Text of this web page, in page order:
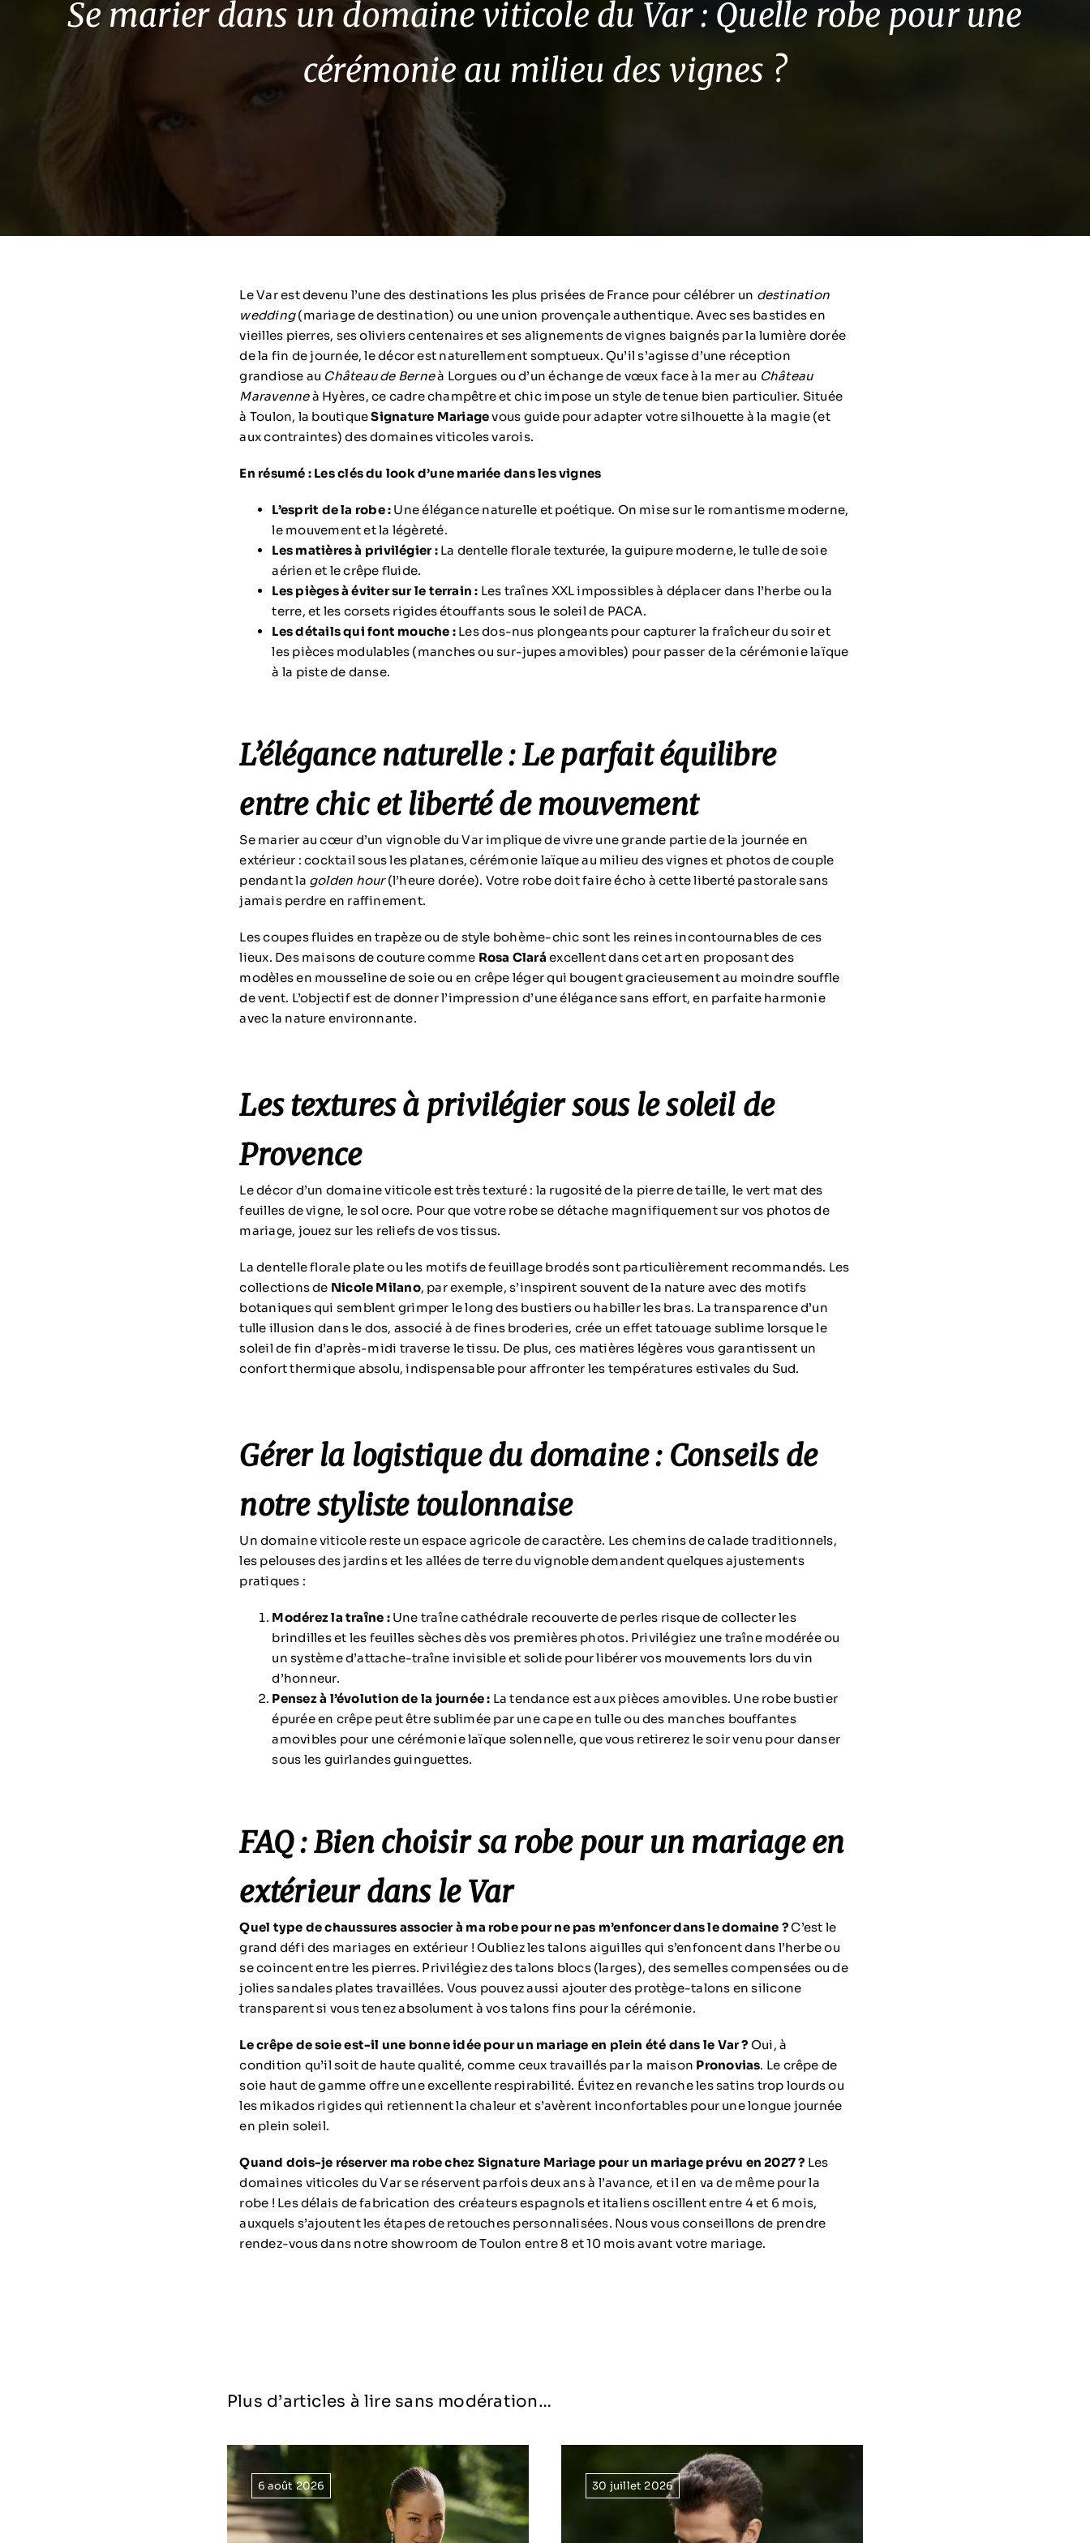
Se marier dans un domaine viticole du Var : Quelle robe pour une
cérémonie au milieu des vignes ?
Le Var est devenu l’une des destinations les plus prisées de France pour célébrer un destination
wedding(mariage de destination) ou une union provençale authentique. Avec ses bastides en
vieilles pierres, ses oliviers centenaires et ses alignements de vignes baignés par la lumière dorée
de la fin de journée, le décor est naturellement somptueux. Qu’il s’agisse d’une réception
grandiose au Château de Berneà Lorgues ou d’un échange de vœux face à la mer au Château
Maravenneà Hyères, ce cadre champêtre et chic impose un style de tenue bien particulier. Située
à Toulon, la boutiqueSignature Mariagevous guide pour adapter votre silhouette à la magie (et
aux contraintes) des domaines viticoles varois.
En résumé : Les clés du look d’une mariée dans les vignes
L’esprit de la robe : Une élégance naturelle et poétique. On mise sur le romantisme moderne,
le mouvement et la légèreté.
Les matières à privilégier :La dentelle florale texturée, la guipure moderne, le tulle de soie
aérien et le crêpe fluide.
Les pièges à éviter sur le terrain : Les traînes XXL impossibles à déplacer dans l’herbe ou la
terre, et les corsets rigides étouffants sous le soleil de PACA.
Les détails qui font mouche : Les dos-nus plongeants pour capturer la fraîcheur du soir et
les pièces modulables (manches ou sur-jupes amovibles) pour passer de la cérémonie laïque
à la piste de danse.
L’élégance naturelle : Le parfait équilibre
entre chic et liberté de mouvement
Se marier au cœur d’un vignoble du Var implique de vivre une grande partie de la journée en
extérieur : cocktail sous les platanes, cérémonie laïque au milieu des vignes et photos de couple
pendant la golden hour(l’heure dorée). Votre robe doit faire écho à cette liberté pastorale sans
jamais perdre en raffinement.
Les coupes fluides en trapèze ou de style bohème-chic sont les reines incontournables de ces
lieux. Des maisons de couture comme Rosa Clará excellent dans cet art en proposant des
modèles en mousseline de soie ou en crêpe léger qui bougent gracieusement au moindre souffle
de vent. L’objectif est de donner l’impression d’une élégance sans effort, en parfaite harmonie
avec la nature environnante.
Les textures à privilégier sous le soleil de
Provence
Le décor d’un domaine viticole est très texturé : la rugosité de la pierre de taille, le vert mat des
feuilles de vigne, le sol ocre. Pour que votre robe se détache magnifiquement sur vos photos de
mariage, jouez sur les reliefs de vos tissus.
La dentelle florale plate ou les motifs de feuillage brodés sont particulièrement recommandés. Les
collections de Nicole Milano, par exemple, s’inspirent souvent de la nature avec des motifs
botaniques qui semblent grimper le long des bustiers ou habiller les bras. La transparence d’un
tulle illusion dans le dos, associé à de fines broderies, crée un effet tatouage sublime lorsque le
soleil de fin d’après-midi traverse le tissu. De plus, ces matières légères vous garantissent un
confort thermique absolu, indispensable pour affronter les températures estivales du Sud.
Gérer la logistique du domaine : Conseils de
notre styliste toulonnaise
Un domaine viticole reste un espace agricole de caractère. Les chemins de calade traditionnels,
les pelouses des jardins et les allées de terre du vignoble demandent quelques ajustements
pratiques :
Modérez la traîne :Une traîne cathédrale recouverte de perles risque de collecter les
brindilles et les feuilles sèches dès vos premières photos. Privilégiez une traîne modérée ou
un système d’attache-traîne invisible et solide pour libérer vos mouvements lors du vin
d’honneur.
Pensez à l’évolution de la journée : La tendance est aux pièces amovibles. Une robe bustier
épurée en crêpe peut être sublimée par une cape en tulle ou des manches bouffantes
amovibles pour une cérémonie laïque solennelle, que vous retirerez le soir venu pour danser
sous les guirlandes guinguettes.
FAQ : Bien choisir sa robe pour un mariage en
extérieur dans le Var
Quel type de chaussures associer à ma robe pour ne pas m’enfoncer dans le domaine ?C’est le
grand défi des mariages en extérieur ! Oubliez les talons aiguilles qui s’enfoncent dans l’herbe ou
se coincent entre les pierres. Privilégiez des talons blocs (larges), des semelles compensées ou de
jolies sandales plates travaillées. Vous pouvez aussi ajouter des protège-talons en silicone
transparent si vous tenez absolument à vos talons fins pour la cérémonie.
Le crêpe de soie est-il une bonne idée pour un mariage en plein été dans le Var ? Oui, à
condition qu’il soit de haute qualité, comme ceux travaillés par la maison Pronovias. Le crêpe de
soie haut de gamme offre une excellente respirabilité. Évitez en revanche les satins trop lourds ou
les mikados rigides qui retiennent la chaleur et s’avèrent inconfortables pour une longue journée
en plein soleil.
Quand dois-je réserver ma robe chez Signature Mariage pour un mariage prévu en 2027 ? Les
domaines viticoles du Var se réservent parfois deux ans à l’avance, et il en va de même pour la
robe ! Les délais de fabrication des créateurs espagnols et italiens oscillent entre 4 et 6 mois,
auxquels s’ajoutent les étapes de retouches personnalisées. Nous vous conseillons de prendre
rendez-vous dans notre showroom de Toulon entre 8 et 10 mois avant votre mariage.
Plus d’articles à lire sans modération…
6 août 2026 30 juillet 2026